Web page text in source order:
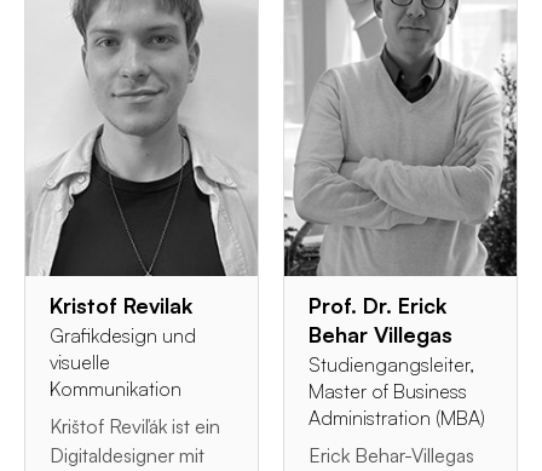
Kristof Revilak
Grafikdesign und
visuelle
Kommunikation
Krištof Reviľák ist ein
Digitaldesigner mit
Prof. Dr. Erick
Behar Villegas
Studiengangsleiter,
Master of Business
Administration (MBA)
Erick Behar-Villegas